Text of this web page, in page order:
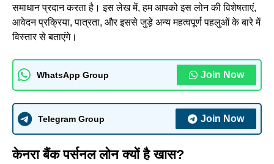
समाधान प्रदान करता है। इस लेख में, हम आपको इस लोन की विशेषताएं,
आवेदन प्रक्रिया, पात्रता, और इससे जुड़े अन्य महत्वपूर्ण पहलुओं के बारे में
विस्तार से बताएंगे।
WhatsApp Group Join Now
Telegram Group Join Now
केनरा बैंक पर्सनल लोन क्यों है खास?